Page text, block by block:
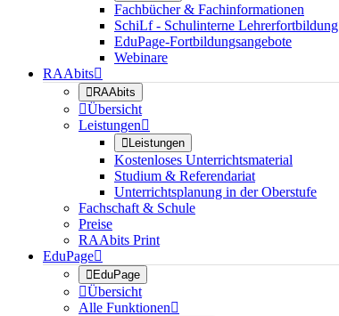
Fachbücher & Fachinformationen
SchiLf - Schulinterne Lehrerfortbildung
EduPage-Fortbildungsangebote
Webinare
RAAbits
RAAbits
Übersicht
Leistungen
Leistungen
Kostenloses Unterrichtsmaterial
Studium & Referendariat
Unterrichtsplanung in der Oberstufe
Fachschaft & Schule
Preise
RAAbits Print
EduPage
EduPage
Übersicht
Alle Funktionen